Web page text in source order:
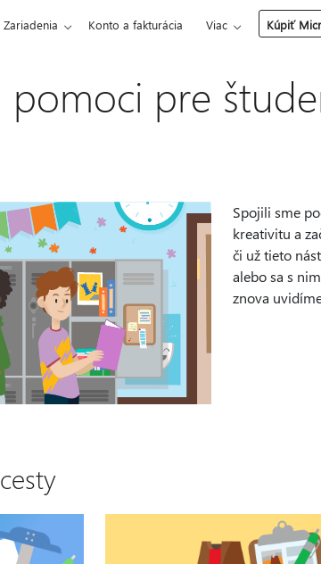
Zariadenia Konto a fakturácia Viac Kúpiť
pomoci pre
Spojili sme
kreativitu a
či už tieto
alebo sa s
znova